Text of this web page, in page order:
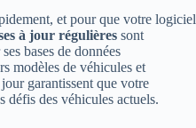
et pour que votre logiciel
à jour régulières sont
bases de données
modèles de véhicules et
garantissent que votre
défis des véhicules actuels.